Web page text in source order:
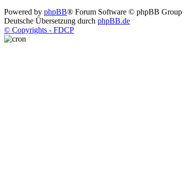
Powered by phpBB® Forum Software © phpBB Group
Deutsche Übersetzung durch phpBB.de
© Copyrights - FDCP